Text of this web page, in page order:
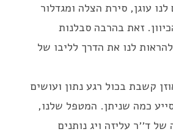
עוגן, סירת הצלה ומגדלור
זאת בהרבה סבלנות
לנו את הדרך לליבו של
קשבת בכול רגע נתון ועושים
כמה שניתן. המטפל שלנו,
ד׳׳ר עליזה ויג נותנים